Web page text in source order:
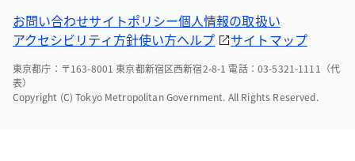
お問い合わせサイトポリシー個人情報の取扱い
アクセシビリティ方針使い方ヘルプ サイトマップ
東京都庁：〒163-8001 東京都新宿区西新宿2-8-1 電話：03-5321-1111（代
表）
Copyright (C) Tokyo Metropolitan Government. All Rights Reserved.